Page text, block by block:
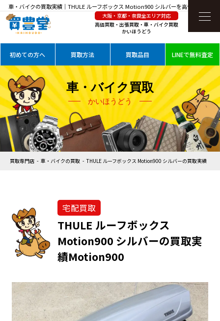
車・バイクの買取実績｜THULE ルーフボックス Motion900 シルバーを高価買取
大阪・京都・奈良全エリア対応
高価買取・出張買取・車・バイク買取
かいほうどう
初めての方へ 買取方法 買取品目 LINEで無料査定
車・バイク買取
かいほうどう
買取専門店 車・バイクの買取 THULE ルーフボックス Motion900 シルバーの買取実績
宅配買取
THULE ルーフボックス
Motion900 シルバーの買取実
績Motion900